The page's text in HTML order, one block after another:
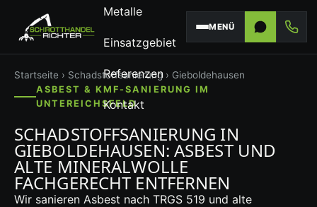
Metalle
Einsatzgebiet
Referenzen
Kontakt
MENÜ
Startseite › Schadstoffsanierung› Gieboldehausen
ASBEST & KMF-SANIERUNG IM
UNTEREICHSFELD
SCHADSTOFFSANIERUNG IN
GIEBOLDEHAUSEN: ASBEST UND
ALTE MINERALWOLLE
FACHGERECHT ENTFERNEN
Wir sanieren Asbest nach TRGS 519 und alte